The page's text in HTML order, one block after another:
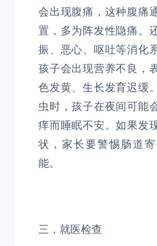
会出现腹痛，这种腹痛
置，多为阵发性隐痛。
振、恶心、呕吐等消化
孩子会出现营养不良，
色发黄、生长发育迟缓
虫时，孩子在夜间可能
痒而睡眠不安。如果发
状，家长要警惕肠道
能。
三，就医检查